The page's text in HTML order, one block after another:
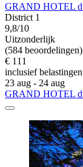
GRAND HOTEL
District 1
9,8/10
Uitzonderlijk
(584 beoordelingen)
€ 111
inclusief
23 aug - 24 aug
GRAND HOTEL